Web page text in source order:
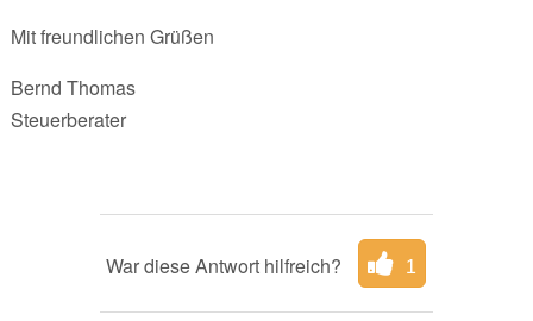
Mit freundlichen Grüßen
Bernd Thomas
Steuerberater
War diese Antwort hilfreich? 1